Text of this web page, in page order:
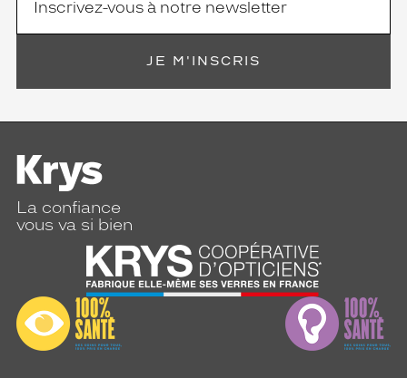
JE M'INSCRIS
La confiance
vous va si bien